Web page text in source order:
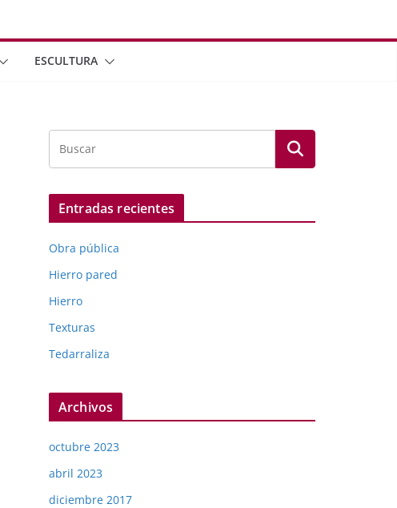
ESCULTURA
Entradas recientes
Obra pública
Hierro pared
Hierro
Texturas
Tedarraliza
Archivos
octubre 2023
abril 2023
diciembre 2017